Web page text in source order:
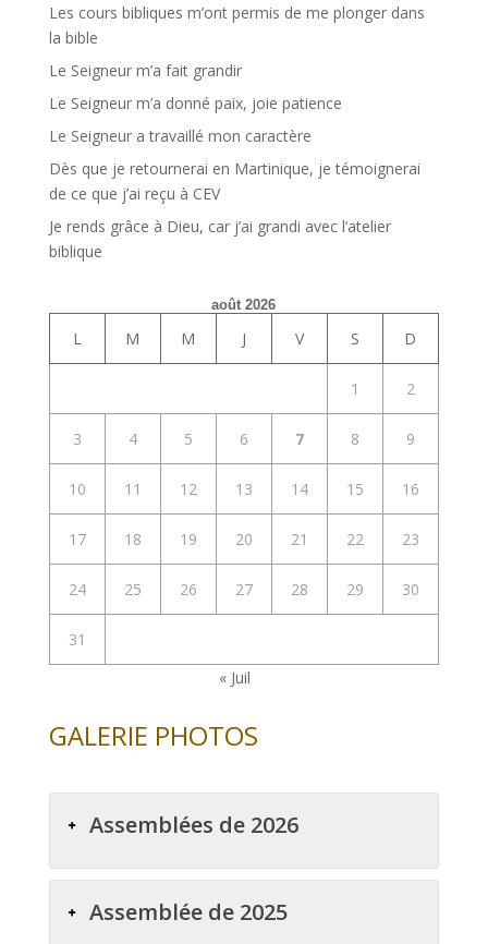
Les cours bibliques m’ont permis de me plonger dans
la bible
Le Seigneur m’a fait grandir
Le Seigneur m’a donné paix, joie patience
Le Seigneur a travaillé mon caractère
Dès que je retournerai en Martinique, je témoignerai
de ce que j’ai reçu à CEV
Je rends grâce à Dieu, car j’ai grandi avec l’atelier
biblique
août 2026
L M M J V S D
1 2
3 4 5 6 7 8 9
10 11 12 13 14 15 16
17 18 19 20 21 22 23
24 25 26 27 28 29 30
31
« Juil
GALERIE PHOTOS
Assemblées de 2026
Assemblée de 2025